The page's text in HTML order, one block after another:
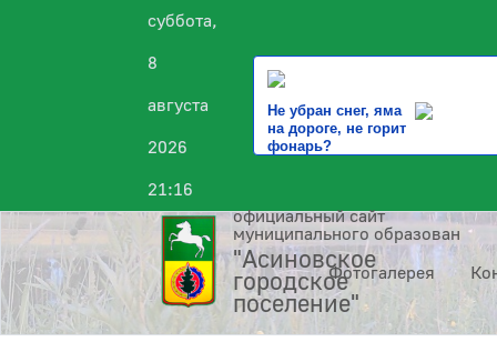
суббота,
8
августа
2026
21:16
Не убран снег, яма
на дороге, не горит
фонарь?
официальный сайт
муниципального образования
"Асиновское
городское
поселение"
Фотогалерея